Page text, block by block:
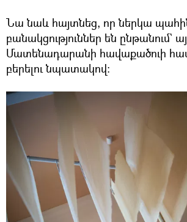
Նա նաև հայտնեց, որ ներկա
բանակցություններ են ընթանում`
Մատենադարանի հավաքածուի
բերելու նպատակով։